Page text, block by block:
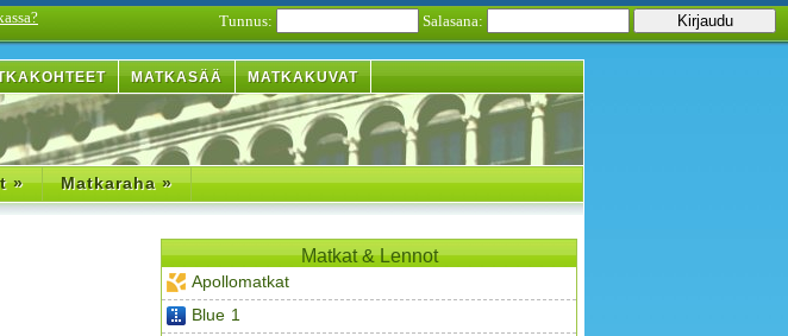
Tunnus: Salasana:
MATKASÄÄ MATKAKUVAT
» Matkaraha »
Matkat & Lennot
Apollomatkat
Blue 1